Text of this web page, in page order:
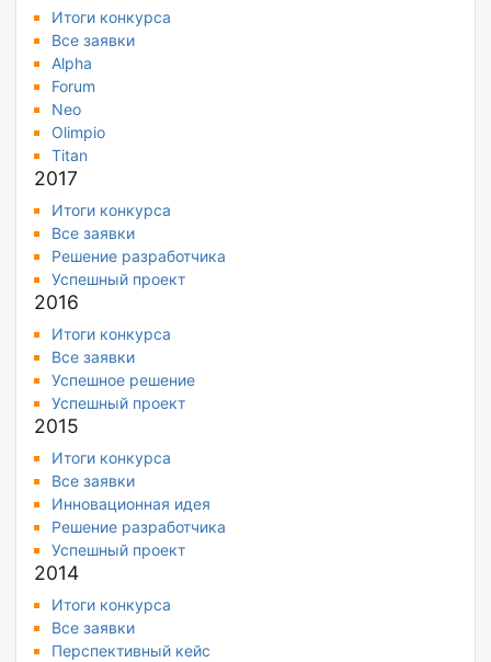
Итоги конкурса
Все заявки
Alpha
Forum
Neo
Olimpio
Titan
2017
Итоги конкурса
Все заявки
Решение разработчика
Успешный проект
2016
Итоги конкурса
Все заявки
Успешное решение
Успешный проект
2015
Итоги конкурса
Все заявки
Инновационная идея
Решение разработчика
Успешный проект
2014
Итоги конкурса
Все заявки
Перспективный кейс